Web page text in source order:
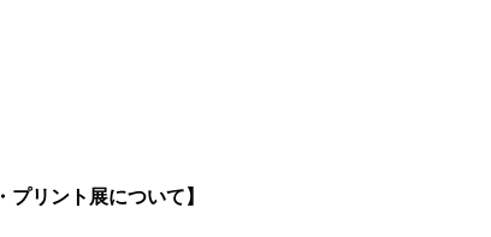
プリント展について】